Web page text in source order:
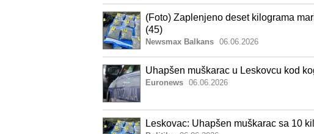
(Foto) Zaplenjeno deset kilograma
(45)
Newsmax Balkans 06.06.2026
Uhapšen muškarac u Leskovcu kod
Euronews 06.06.2026
​Leskovac: Uhapšen muškarac sa 10